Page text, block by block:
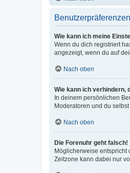
Wie kann ich meine
Wenn du dich registriert
angezeigt, wenn du auf
Nach oben
Wie kann ich verhindern,
In deinem persönlichen
Moderatoren und du
Nach oben
Die Forenuhr geht falsch!
Möglicherweise entspricht
Zeitzone kann dabei nur